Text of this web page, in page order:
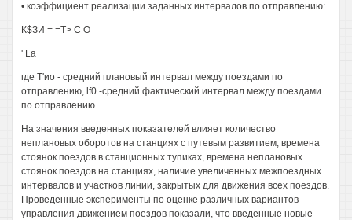
• коэффициент реализации заданных интервалов по отправлению:
К$ЗИ = =Т> С О
' La
где Т'ио - средний плановый интервал между поездами по
отправлению, lf0 -средний фактический интервал между поездами
по отправлению.
На значения введенных показателей влияет количество
неплановых оборотов на станциях с путевым развитием, времена
стоянок поездов в станционных тупиках, времена неплановых
стоянок поездов на станциях, наличие увеличенных межпоездных
интервалов и участков линии, закрытых для движения всех поездов.
Проведенные эксперименты по оценке различных вариантов
управления движением поездов показали, что введенные новые